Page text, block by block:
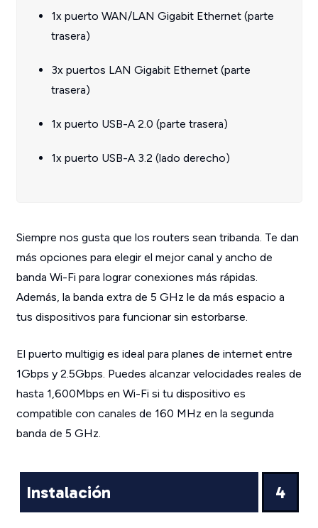
1x puerto WAN/LAN Gigabit Ethernet (parte
trasera)
3x puertos LAN Gigabit Ethernet (parte
trasera)
1x puerto USB-A 2.0 (parte trasera)
1x puerto USB-A 3.2 (lado derecho)
Siempre nos gusta que los routers sean tribanda. Te dan
más opciones para elegir el mejor canal y ancho de
banda Wi-Fi para lograr conexiones más rápidas.
Además, la banda extra de 5 GHz le da más espacio a
tus dispositivos para funcionar sin estorbarse.
El puerto multigig es ideal para planes de internet entre
1Gbps y 2.5Gbps. Puedes alcanzar velocidades reales de
hasta 1,600Mbps en Wi-Fi si tu dispositivo es
compatible con canales de 160 MHz en la segunda
banda de 5 GHz.
Instalación 4